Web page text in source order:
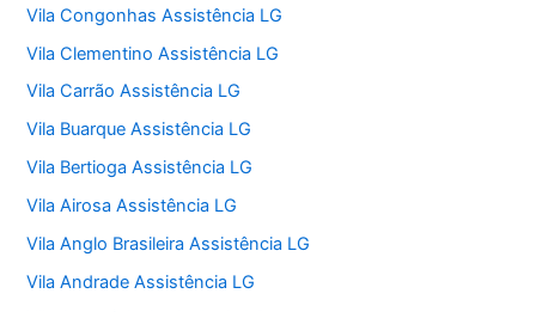
Vila Congonhas Assistência LG
Vila Clementino Assistência LG
Vila Carrão Assistência LG
Vila Buarque Assistência LG
Vila Bertioga Assistência LG
Vila Airosa Assistência LG
Vila Anglo Brasileira Assistência LG
Vila Andrade Assistência LG